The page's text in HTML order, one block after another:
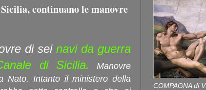
continuano le manovre
di sei navi da guerra
di Sicilia.
Manovre
Nato. Intanto il ministero della
COMPAGNA di